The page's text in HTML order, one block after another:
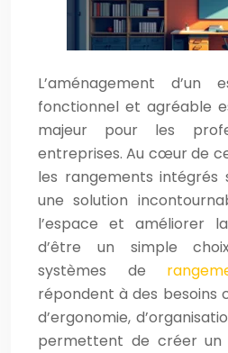
L’aménagement
fonctionnel et agréable
majeur pour les
entreprises. Au cœur de
les rangements intégrés
une solution
l’espace et améliorer
d’être un simple
systèmes de
répondent à des besoins
d’ergonomie,
permettent de créer un